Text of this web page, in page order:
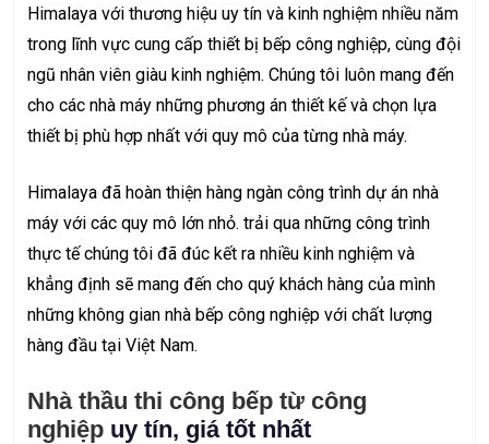
Himalaya với thương hiệu uy tín và kinh nghiệm nhiều năm
trong lĩnh vực cung cấp thiết bị bếp công nghiệp, cùng đội
ngũ nhân viên giàu kinh nghiệm. Chúng tôi luôn mang đến
cho các nhà máy những phương án thiết kế và chọn lựa
thiết bị phù hợp nhất với quy mô của từng nhà máy.
Himalaya đã hoàn thiện hàng ngàn công trình dự án nhà
máy với các quy mô lớn nhỏ. trải qua những công trình
thực tế chúng tôi đã đúc kết ra nhiều kinh nghiệm và
khẳng định sẽ mang đến cho quý khách hàng của mình
những không gian nhà bếp công nghiệp với chất lượng
hàng đầu tại Việt Nam.
Nhà thầu thi công bếp từ công
nghiệp uy tín, giá tốt nhất